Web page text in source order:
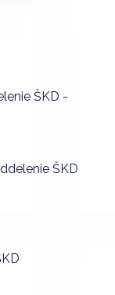
ŠKD -
ŠKD